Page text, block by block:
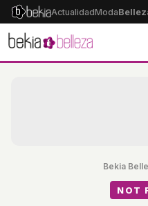
ActualidadModa
Bekia
NOT